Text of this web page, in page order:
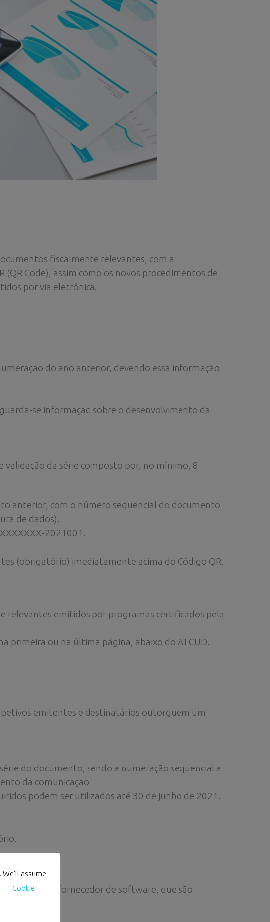
fiscalmente relevantes, com a
Code), assim como os novos procedimentos de
por via eletrónica.
do ano anterior, devendo essa informação
se informação sobre o desenvolvimento da
da série composto por, no mínimo, 8
anterior, com o número sequencial do documento
de dados).
2021001.
(obrigatório) imediatamente acima do Código QR.
relevantes emitidos por programas certificados pela
primeira ou na última página, abaixo do ATCUD.
emitentes e destinatários outorguem um
do documento, sendo a numeração sequencial a
da comunicação;
podem ser utilizados até 30 de junho de 2021.
junto do seu fornecedor de software, que são
We'll assume
Cookie